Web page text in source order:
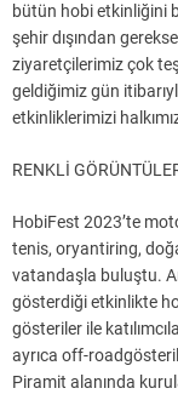
bütün hobi etkinliğini
şehir dışından
ziyaretçilerimiz çok
geldiğimiz gün
etkinliklerimizi
RENKLİ
HobiFest 2023’te
tenis, oryantiring,
vatandaşla buluştu.
gösterdiği etkinlikte
gösteriler ile
ayrıca off-
Piramit alanında